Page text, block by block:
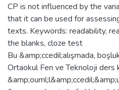
CP is not influenced by the
that it can be used for
texts. Keywords: readability,
the blanks, cloze test
Bu &amp;ccedil;alışmada,
Ortaokul Fen ve Teknoloji ders